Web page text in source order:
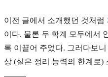
이전 글에서 소개했던 것처럼
이다. 물론 두 학계 모두에서
록 이끌어 주었다. 그러다보
상 (실은 정리 능력의 한계로)